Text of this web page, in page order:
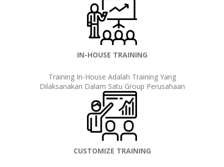
IN-HOUSE TRAINING
Training In-House Adalah Training Yang
Dilaksanakan Dalam Satu Group Perusahaan
CUSTOMIZE TRAINING